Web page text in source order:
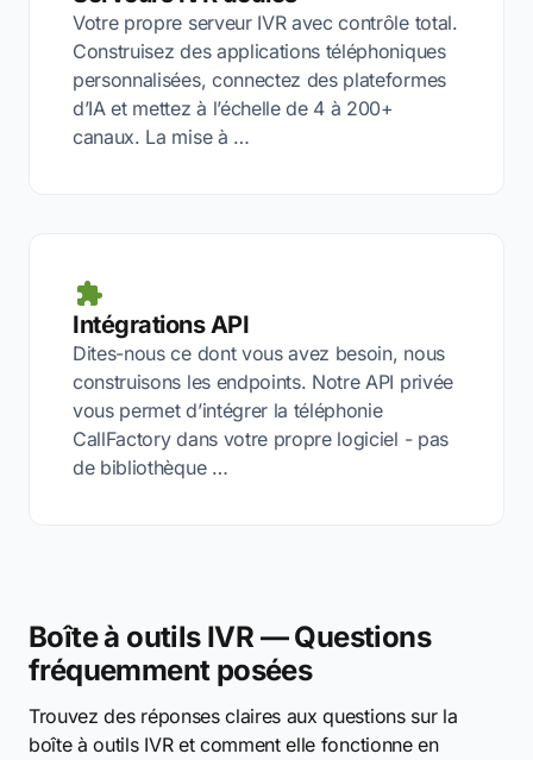
Votre propre serveur IVR avec contrôle total.
Construisez des applications téléphoniques
personnalisées, connectez des plateformes
d’IA et mettez à l’échelle de 4 à 200+
canaux. La mise à …
Intégrations API
Dites-nous ce dont vous avez besoin, nous
construisons les endpoints. Notre API privée
vous permet d’intégrer la téléphonie
CallFactory dans votre propre logiciel - pas
de bibliothèque …
Boîte à outils IVR — Questions
fréquemment posées
Trouvez des réponses claires aux questions sur la
boîte à outils IVR et comment elle fonctionne en